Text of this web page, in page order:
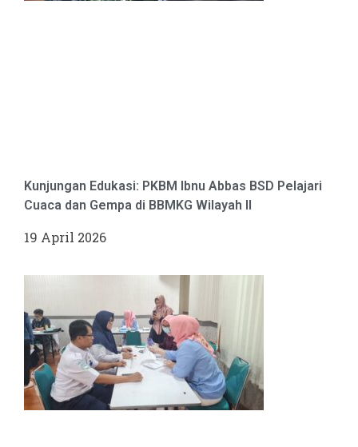
Kunjungan Edukasi: PKBM Ibnu Abbas BSD Pelajari
Cuaca dan Gempa di BBMKG Wilayah II
19 April 2026